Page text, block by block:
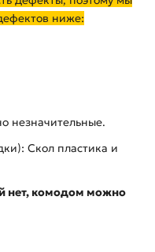
ниже:
незначительные.
Скол пластика и
нет, комодом можно